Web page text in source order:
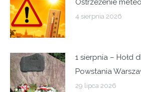
Ostrzeżenie
4 sierpnia 2026
1 sierpnia – Hołd
Powstania
29 lipca 2026